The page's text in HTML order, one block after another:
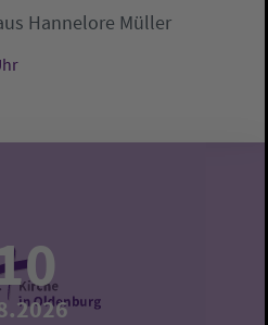
Hannelore Müller